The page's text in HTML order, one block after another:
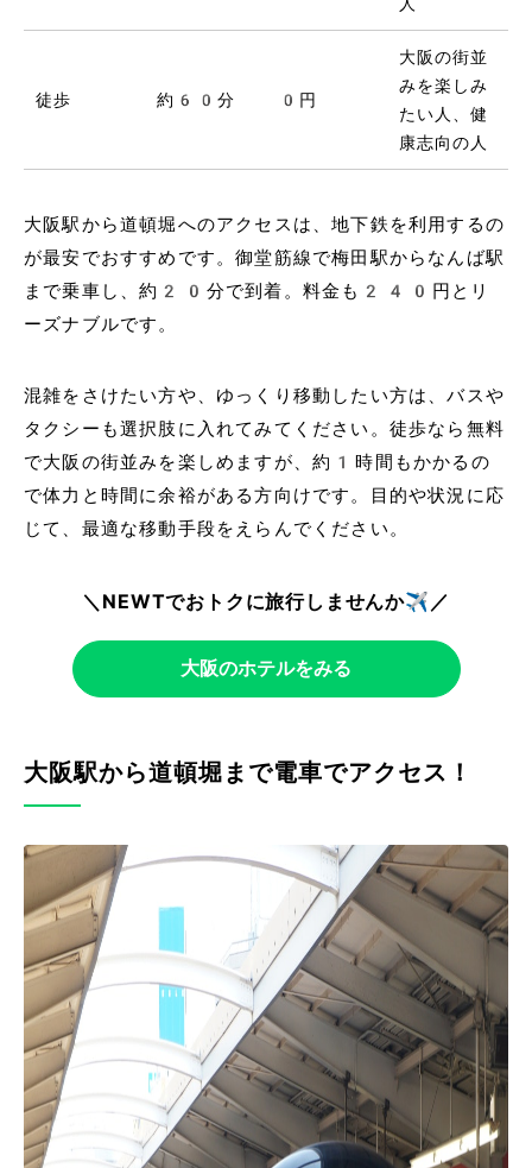
徒歩 約60分 0円
大阪の街並
みを楽しみ
たい人、健
康志向の人
大阪駅から道頓堀へのアクセスは、地下鉄を利用するの
が最安でおすすめです。御堂筋線で梅田駅からなんば駅
まで乗車し、約20分で到着。料金も240円とリ
ーズナブルです。
混雑をさけたい方や、ゆっくり移動したい方は、バスや
タクシーも選択肢に入れてみてください。徒歩なら無料
で大阪の街並みを楽しめますが、約1時間もかかるの
で体力と時間に余裕がある方向けです。目的や状況に応
じて、最適な移動手段をえらんでください。
＼NEWTでおトクに旅行しませんか✈️／
大阪のホテルをみる
大阪駅から道頓堀まで電車でアクセス！